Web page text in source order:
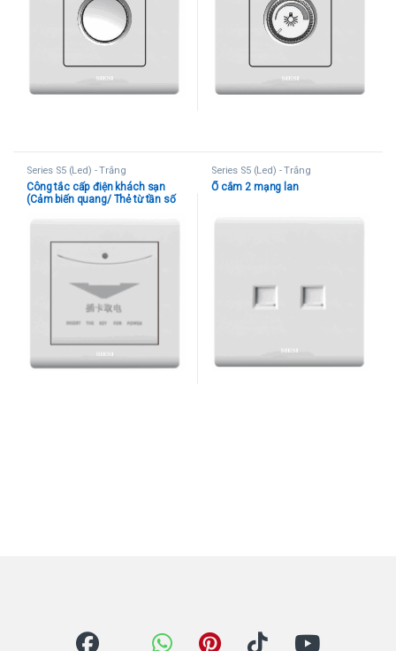
Series S5 (Led) - Trắng
Công tắc cấp điện khách sạn
(Cảm biến quang/ Thẻ từ tần số
Series S5 (Led) - Trắng
Ổ cắm 2 mạng lan